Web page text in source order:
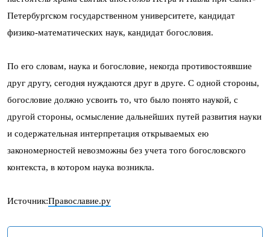
Петербургском государственном университете, кандидат
физико-математических наук, кандидат богословия.
По его словам, наука и богословие, некогда противостоявшие
друг другу, сегодня нуждаются друг в друге. С одной стороны,
богословие должно усвоить то, что было понято наукой, с
другой стороны, осмысление дальнейших путей развития науки
и содержательная интерпретация открываемых ею
закономерностей невозможны без учета того богословского
контекста, в котором наука возникла.
Источник:Православие.ру